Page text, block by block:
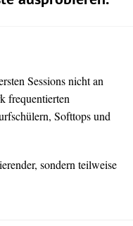
Sessions nicht an
frequentierten
Softtops und
sondern teilweise